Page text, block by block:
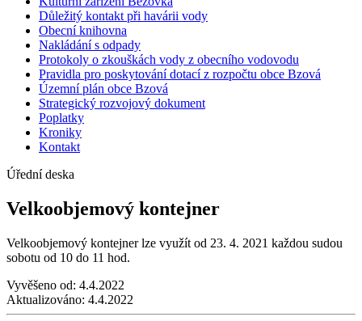
Důležitý kontakt při havárii vody
Obecní knihovna
Nakládání s odpady
Protokoly o zkouškách vody z obecního vodovodu
Pravidla pro poskytování dotací z rozpočtu obce Bzová
Územní plán obce Bzová
Strategický rozvojový dokument
Poplatky
Kroniky
Kontakt
Úřední deska
Velkoobjemový kontejner
Velkoobjemový kontejner lze využít od 23. 4. 2021 každou sudou
sobotu od 10 do 11 hod.
Vyvěšeno od: 4.4.2022
Aktualizováno: 4.4.2022